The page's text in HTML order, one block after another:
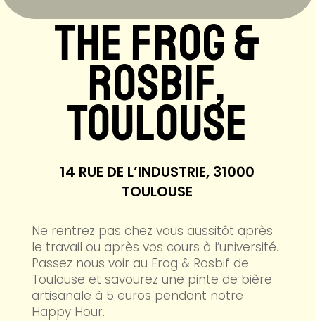
THE FROG &
ROSBIF,
TOULOUSE
14 RUE DE L’INDUSTRIE, 31000
TOULOUSE
Ne rentrez pas chez vous aussitôt après
le travail ou après vos cours à l’université.
Passez nous voir au Frog & Rosbif de
Toulouse et savourez une pinte de bière
artisanale à 5 euros pendant notre
Happy Hour.